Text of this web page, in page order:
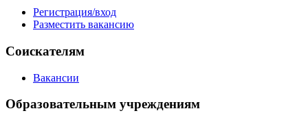
Регистрация/вход
Разместить вакансию
Соискателям
Вакансии
Образовательным учреждениям